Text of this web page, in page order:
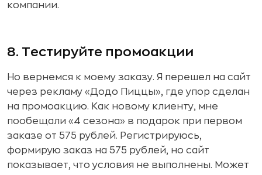
компании.
8. Тестируйте промоакции
Но вернемся к моему заказу. Я перешел на сайт
через рекламу «Додо Пиццы», где упор сделан
на промоакцию. Как новому клиенту, мне
пообещали «4 сезона» в подарок при первом
заказе от 575 рублей. Регистрируюсь,
формирую заказ на 575 рублей, но сайт
показывает, что условия не выполнены. Может